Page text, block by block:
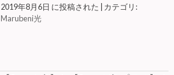
2019年8月6日 に投稿された
カテゴリ:
Marubeni光